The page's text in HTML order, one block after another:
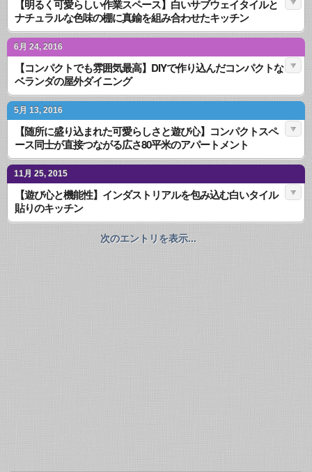
【明るく可愛らしい作業スペース】白いサブウェイタイルと
ナチュラルな色味の棚に真鍮を組み合わせたキッチン
6月 24, 2016
【コンパクトでも雰囲気最高】DIYで作り込んだコンパクトな
ベランダの屋外ダイニング
5月 13, 2016
【随所に盛り込まれた可愛らしさと遊び心】コンパクトスペ
ース同士が直接つながる広さ80平米のアパートメント
11月 25, 2015
【遊び心と機能性】インダストリアルを包み込む白いタイル
貼りのキッチン
次のエントリを表示...